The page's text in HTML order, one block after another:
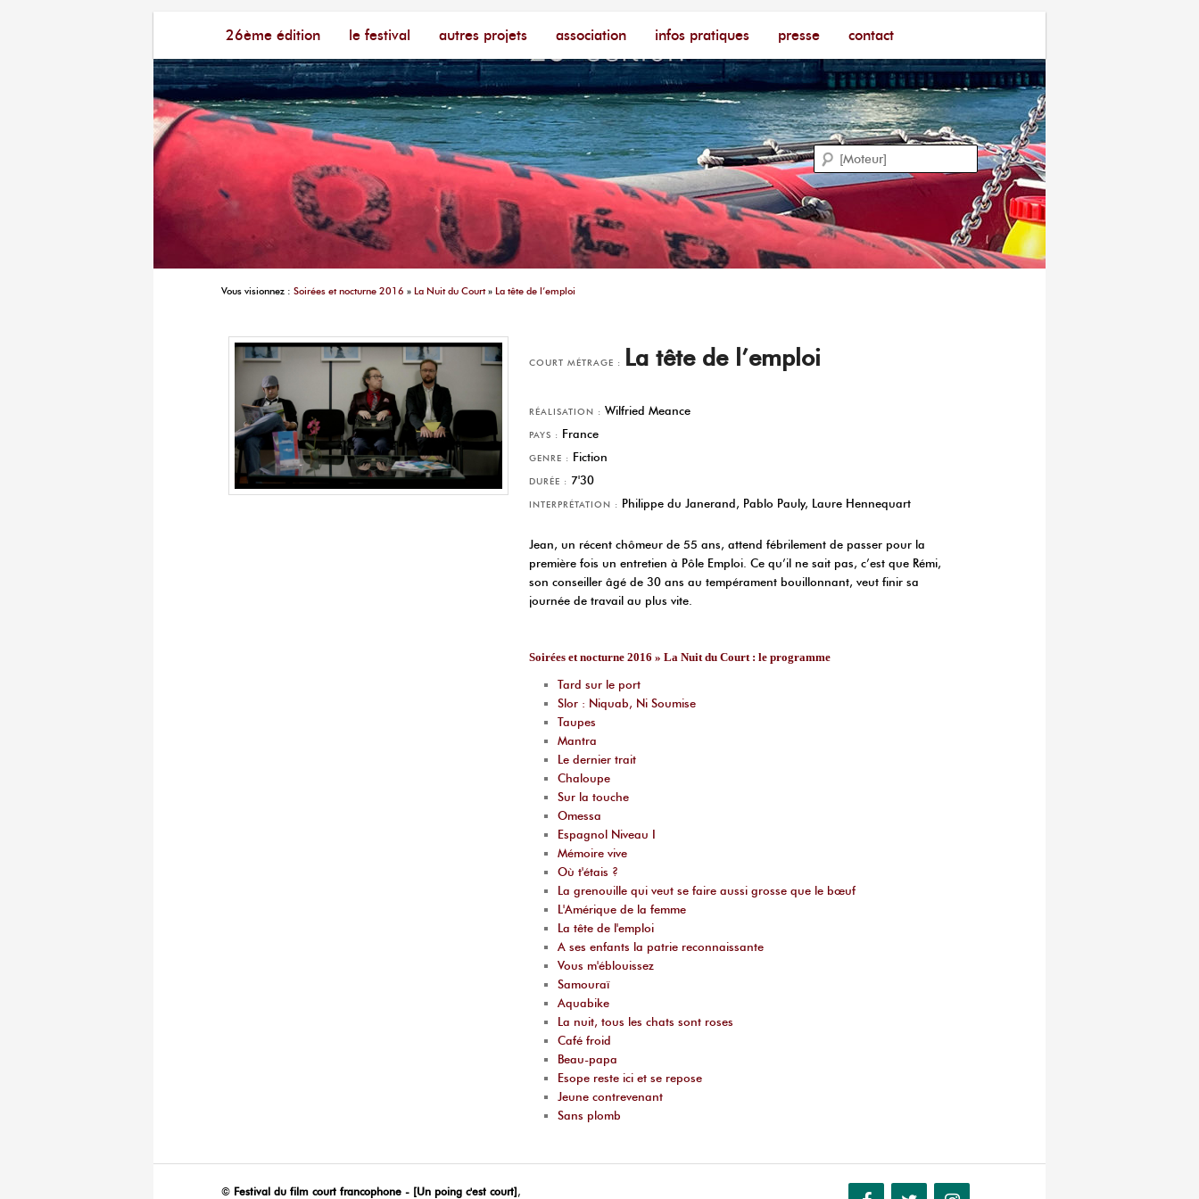
aller au contenu principal
aller au contenu secondaire
26ème édition le festival autres projets association infos pratiques presse contact
Recherche
Vous visionnez : Soirées et nocturne 2016 » La Nuit du Court» La tête de l’emploi
COURT MÉTRAGE : La tête de l’emploi
RÉALISATION : Wilfried Meance
PAYS : France
GENRE : Fiction
DURÉE : 7'30
INTERPRÉTATION : Philippe du Janerand, Pablo Pauly, Laure Hennequart
Jean, un récent chômeur de 55 ans, attend fébrilement de passer pour la
première fois un entretien à Pôle Emploi. Ce qu’il ne sait pas, c’est que Rémi,
son conseiller âgé de 30 ans au tempérament bouillonnant, veut finir sa
journée de travail au plus vite.
Soirées et nocturne 2016 » La Nuit du Court : le programme
Tard sur le port
Slor : Niquab, Ni Soumise
Taupes
Mantra
Le dernier trait
Chaloupe
Sur la touche
Omessa
Espagnol Niveau I
Mémoire vive
Où t'étais ?
La grenouille qui veut se faire aussi grosse que le bœuf
L'Amérique de la femme
La tête de l'emploi
A ses enfants la patrie reconnaissante
Vous m'éblouissez
Samouraï
Aquabike
La nuit, tous les chats sont roses
Café froid
Beau-papa
Esope reste ici et se repose
Jeune contrevenant
Sans plomb
© Festival du film court francophone - [Un poing c'est court],